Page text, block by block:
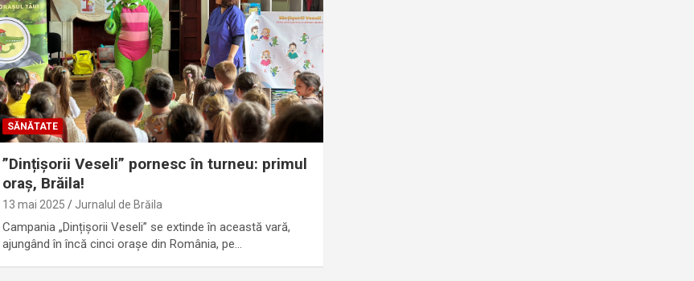
SĂNĂTATE
”Dințișorii Veseli” pornesc în turneu: primul
oraș, Brăila!
13 mai 2025 Jurnalul de Brăila
Campania „Dințișorii Veseli” se extinde în această vară,
ajungând în încă cinci orașe din România, pe…